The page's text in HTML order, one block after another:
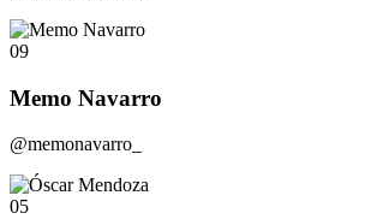
09
Memo Navarro
@memonavarro_
05